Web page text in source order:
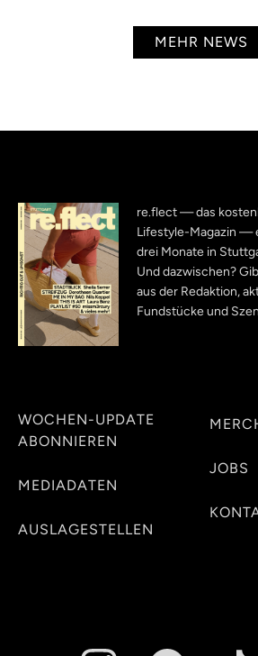
MEHR NEWS
re.flect — das
Lifestyle-Magazin —
drei Monate in
Und dazwischen?
aus der Redaktion,
Fundstücke und
WOCHEN-UPDATE
ABONNIEREN
MEDIADATEN
AUSLAGESTELLEN
JOBS